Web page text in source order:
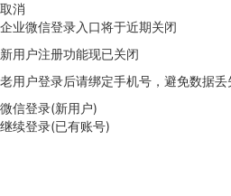
取消
企业微信登录入口将于近期关闭
新用户注册功能现已关闭
老用户登录后请绑定手机号，避免数据丢
微信登录(新用户)
继续登录(已有账号)